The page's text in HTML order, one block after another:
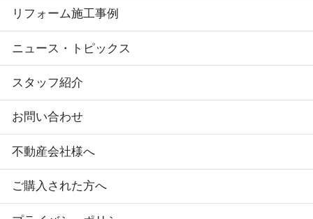
リフォーム施工事例
ニュース・トピックス
スタッフ紹介
お問い合わせ
不動産会社様へ
ご購入された方へ